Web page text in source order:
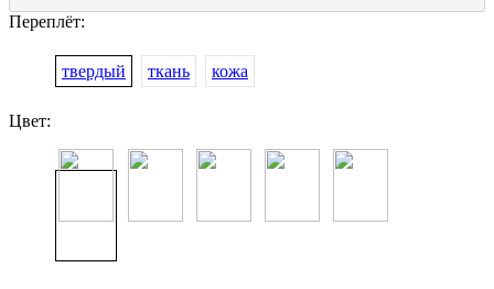
Переплёт:
твердый ткань кожа
Цвет: